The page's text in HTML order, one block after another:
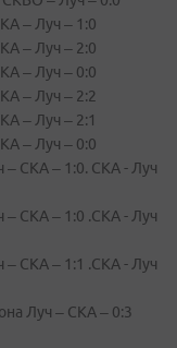
– Луч – 1:0
– Луч – 2:0
– Луч – 0:0
– Луч – 2:2
– Луч – 2:1
– Луч – 0:0
– СКА – 1:0. СКА - Луч
– СКА – 1:0 .СКА - Луч
– СКА – 1:1 .СКА - Луч
Луч – СКА – 0:3